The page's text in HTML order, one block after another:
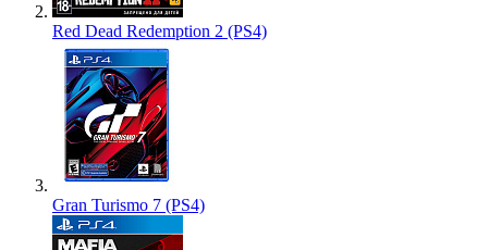
Red Dead Redemption 2 (PS4)
Gran Turismo 7 (PS4)